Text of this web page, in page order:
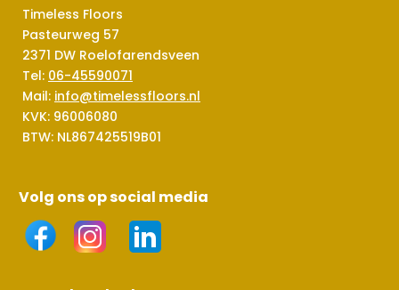
Timeless Floors
Pasteurweg 57
2371 DW Roelofarendsveen
Tel: 06-45590071
Mail: info@timelessfloors.nl
KVK: 96006080
BTW: NL867425519B01
Volg ons op social media